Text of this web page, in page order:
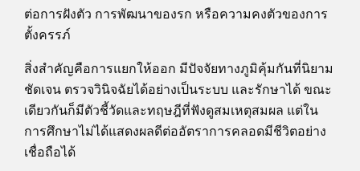
ต่อการฝังตัว การพัฒนาของรก หรือความคงตัวของการ
ตั้งครรภ์
สิ่งสำคัญคือการแยกให้ออก มีปัจจัยทางภูมิคุ้มกันที่นิยาม
ชัดเจน ตรวจวินิจฉัยได้อย่างเป็นระบบ และรักษาได้ ขณะ
เดียวกันก็มีตัวชี้วัดและทฤษฎีที่ฟังดูสมเหตุสมผล แต่ใน
การศึกษาไม่ได้แสดงผลดีต่ออัตราการคลอดมีชีวิตอย่าง
เชื่อถือได้